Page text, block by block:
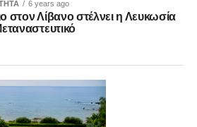
6 years ago
στον Λίβανο στέλνει η Λευκωσία